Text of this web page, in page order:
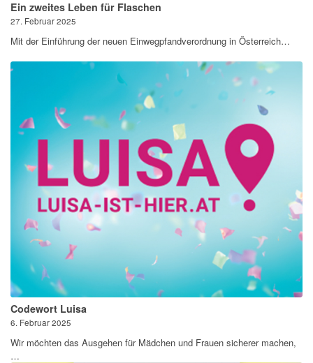
Ein zweites Leben für Flaschen
27. Februar 2025
Mit der Einführung der neuen Einwegpfandverordnung in Österreich…
Codewort Luisa
6. Februar 2025
Wir möchten das Ausgehen für Mädchen und Frauen sicherer machen,
…